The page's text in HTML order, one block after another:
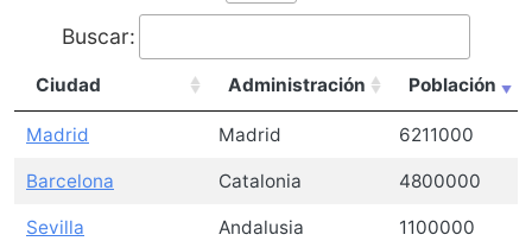
Buscar:
Ciudad Administración Población
Madrid Madrid 6211000
Barcelona Catalonia 4800000
Sevilla Andalusia 1100000